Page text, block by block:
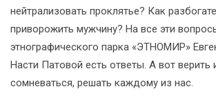
нейтрализовать проклятье? Как
приворожить мужчину? На все эти
этнографического парка «ЭТНОМИР»
Насти Патовой есть ответы. А вот верить
сомневаться, решать каждому из нас.